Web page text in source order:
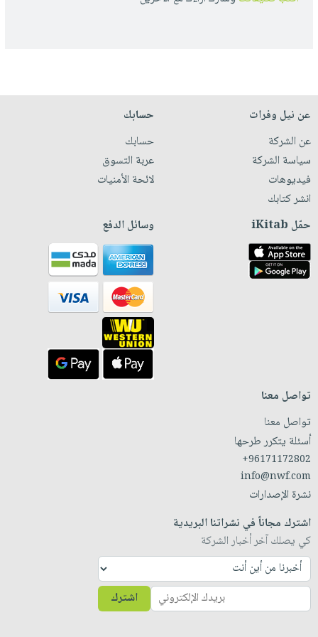
عن نيل وفرات
عن الشركة
سياسة الشركة
فيديوهات
انشر كتابك
حسابك
حسابك
عربة التسوق
لائحة الأمنيات
حمّل iKitab وسائل الدفع
تواصل معنا
تواصل معنا
أسئلة يتكرر طرحها
+96171172802
info@nwf.com
نشرة الإصدارات
اشترك مجاناً في نشراتنا البريدية
كي يصلك آخر أخبار الشركة
اشترك